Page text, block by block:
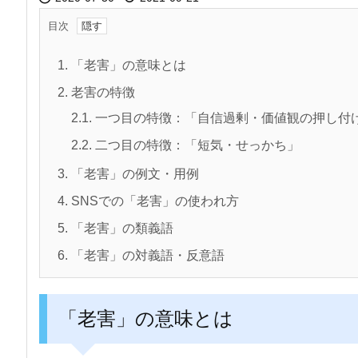
目次
1. 「老害」の意味とは
2. 老害の特徴
2.1. 一つ目の特徴：「自信過剰・価値観の押し付
2.2. 二つ目の特徴：「短気・せっかち」
3. 「老害」の例文・用例
4. SNSでの「老害」の使われ方
5. 「老害」の類義語
6. 「老害」の対義語・反意語
「老害」の意味とは